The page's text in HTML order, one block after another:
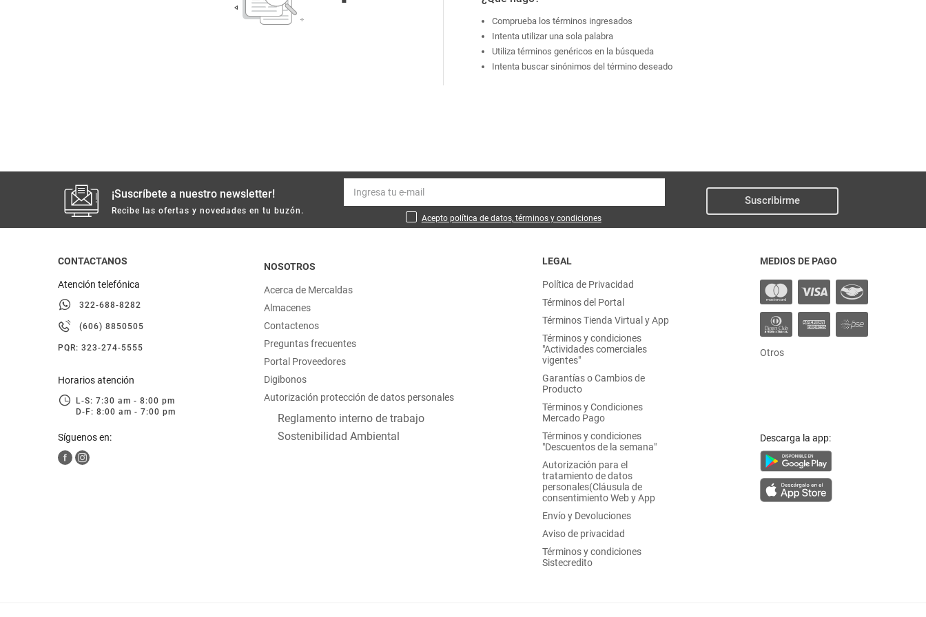
limpieza
otros
hogar
moda
deportes
Comprueba los términos ingresados
Intenta utilizar una sola palabra
Utiliza términos genéricos en la búsqueda
Intenta buscar sinónimos del término deseado
¡Suscríbete a nuestro newsletter!
Recibe las ofertas y novedades en tu buzón.
Acepto política de datos, términos y condiciones
Suscribirme
CONTACTANOS
Atención telefónica
322-688-8282
(606) 8850505
PQR: 323-274-5555
Horarios atención
L-S: 7:30 am - 8:00 pm
D-F: 8:00 am - 7:00 pm
Síguenos en:
NOSOTROS
Acerca de Mercaldas
Almacenes
Contactenos
Preguntas frecuentes
Portal Proveedores
Digibonos
Autorización protección de datos personales
Reglamento interno de trabajo
Sostenibilidad Ambiental
LEGAL
Política de Privacidad
Términos del Portal
Términos Tienda Virtual y App
Términos y condiciones
"Actividades comerciales
vigentes"
Garantías o Cambios de
Producto
Términos y Condiciones
Mercado Pago
Términos y condiciones
"Descuentos de la semana"
Autorización para el
tratamiento de datos
personales(Cláusula de
consentimiento Web y App
Envío y Devoluciones
Aviso de privacidad
Términos y condiciones
Sistecredito
MEDIOS DE PAGO
Otros
Descarga la app:
Mantequilla